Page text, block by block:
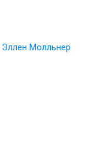
Эллен Молльнер